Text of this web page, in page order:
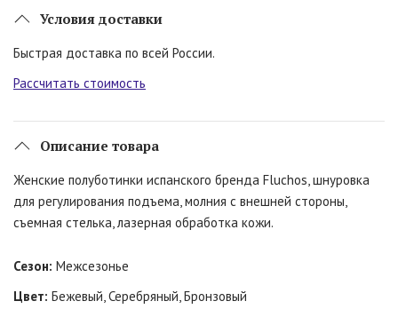
Условия доставки
Быстрая доставка по всей России.
Рассчитать стоимость
Описание товара
Женские полуботинки испанского бренда Fluchos, шнуровка
для регулирования подъема, молния с внешней стороны,
съемная стелька, лазерная обработка кожи.
Сезон: Межсезонье
Цвет: Бежевый, Серебряный, Бронзовый